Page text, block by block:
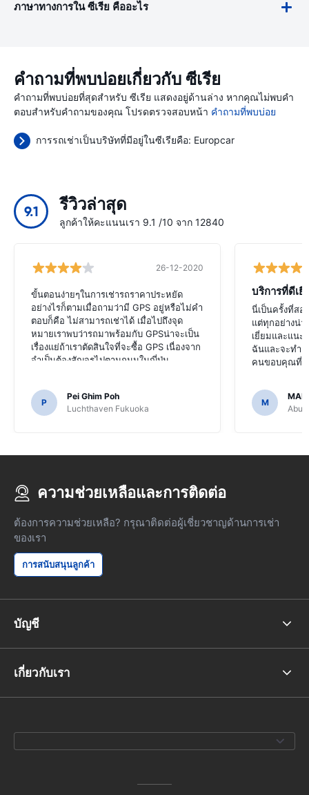
ภาษาทางการใน ซีเรีย คืออะไร
คำถามที่พบบ่อยเกี่ยวกับ ซีเรีย
คำถามที่พบบ่อยที่สุดสำหรับ ซีเรีย แสดงอยู่ด้านล่าง หากคุณไม่พบคำ
ตอบสำหรับคำถามของคุณ โปรดตรวจสอบหน้า คำถามที่พบบ่อย
การรถเช่าเป็นบริษัทที่มีอยู่ในซีเรียคือ: Europcar
9.1 รีวิวล่าสุด
ลูกค้าให้คะแนนเรา 9.1 /10 จาก 12840
26-12-2020
ขั้นตอนง่ายๆในการเช่ารถราคาประหยัด
อย่างไรก็ตามเมื่อถามว่ามี GPS อยู่หรือไม่คำ
ตอบก็คือ ไม่สามารถเช่าได้ เมื่อไปถึงจุด
หมายเราพบว่ารถมาพร้อมกับ GPSน่าจะเป็น
เรื่องแย่ถ้าเราตัดสินใจที่จะซื้อ GPS เนื่องจาก
จำเป็นต้องสัญจรไปตามถนนในญี่ปุ่น
P
Pei Ghim Poh
Luchthaven Fukuoka
บริการที่ดีเยี่
นี่เป็นครั้งที่สอ
แต่ทุกอย่างน่
เยี่ยมและแน
ฉันและจะทำแ
คนขอบคุณที่ท
M
Abu
ความช่วยเหลือและการติดต่อ
ต้องการความช่วยเหลือ? กรุณาติดต่อผู้เชี่ยวชาญด้านการเช่า
ของเรา
การสนับสนุนลูกค้า
บัญชี
เกี่ยวกับเรา